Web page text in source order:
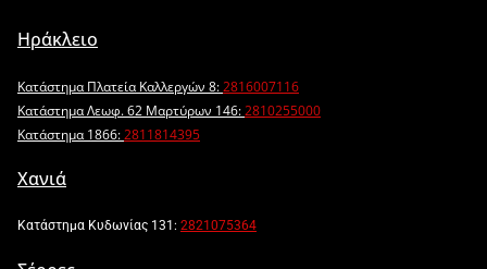
Ηράκλειο
Κατάστημα Πλατεία Καλλεργών 8:2816007116
Κατάστημα Λεωφ. 62 Μαρτύρων 146:2810255000
Κατάστημα 1866:2811814395
Χανιά
Κατάστημα Κυδωνίας 131: 2821075364